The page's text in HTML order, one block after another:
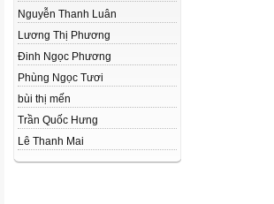
Nguyễn Thanh Luân
Lương Thị Phương
Đinh Ngọc Phương
Phùng Ngọc Tươi
bùi thị mến
Trần Quốc Hưng
Lê Thanh Mai